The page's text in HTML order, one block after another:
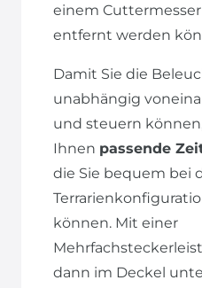
einem
entfernt werden
Damit Sie die
unabhängig
und steuern
Ihnen passende
die Sie bequem bei
können. Mit einer
dann im Deckel